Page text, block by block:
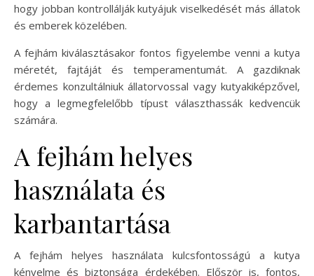
hogy jobban kontrollálják kutyájuk viselkedését más állatok
és emberek közelében.
A fejhám kiválasztásakor fontos figyelembe venni a kutya
méretét, fajtáját és temperamentumát. A gazdiknak
érdemes konzultálniuk állatorvossal vagy kutyakiképzővel,
hogy a legmegfelelőbb típust választhassák kedvencük
számára.
A fejhám helyes
használata és
karbantartása
A fejhám helyes használata kulcsfontosságú a kutya
kényelme és biztonsága érdekében. Először is, fontos,